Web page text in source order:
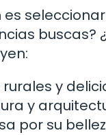
y
y
por su